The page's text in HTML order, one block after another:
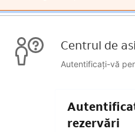
Centrul de
Autentificați-vă
rezervări